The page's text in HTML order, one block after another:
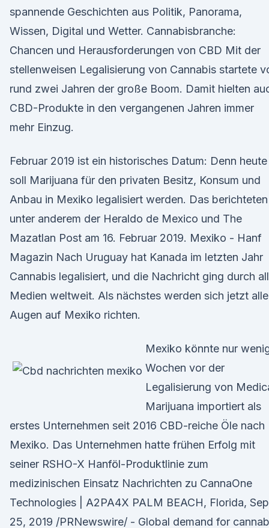
spannende Geschichten aus Politik, Panorama,
Wissen, Digital und Wetter. Cannabisbranche:
Chancen und Herausforderungen von CBD Mit der
stellenweisen Legalisierung von Cannabis startete
rund zwei Jahren der große Boom. Damit hielten
CBD-Produkte in den vergangenen Jahren immer
mehr Einzug.
Februar 2019 ist ein historisches Datum: Denn heute
soll Marijuana für den privaten Besitz, Konsum und
Anbau in Mexiko legalisiert werden. Das berichteten
unter anderem der Heraldo de Mexico und The
Mazatlan Post am 16. Februar 2019. Mexiko - Hanf
Magazin Nach Uruguay hat Kanada im letzten Jahr
Cannabis legalisiert, und die Nachricht ging durch
Medien weltweit. Als nächstes werden sich jetzt alle
Augen auf Mexiko richten.
Mexiko könnte nur
Wochen vor der
Legalisierung von
Marijuana importiert als
erstes Unternehmen seit 2016 CBD-reiche Öle nach
Mexiko. Das Unternehmen hatte frühen Erfolg mit
seiner RSHO-X Hanföl-Produktlinie zum
medizinischen Einsatz Nachrichten zu CannaOne
Technologies | A2PA4X PALM BEACH, Florida,
25, 2019 /PRNewswire/ - Global demand for